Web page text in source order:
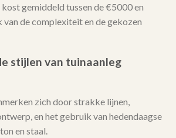
gemiddeld tussen de €5000 en
de complexiteit en de gekozen
stijlen van tuinaanleg
zich door strakke lijnen,
en het gebruik van hedendaagse
en staal.